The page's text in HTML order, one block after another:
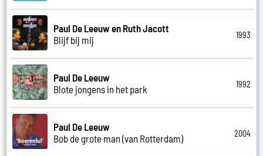
Paul De Leeuw en Ruth Jacott
Blijf bij mij
1993
Paul De Leeuw
Blote jongens in het park
1992
Paul De Leeuw
Bob de grote man (van Rotterdam)
2004